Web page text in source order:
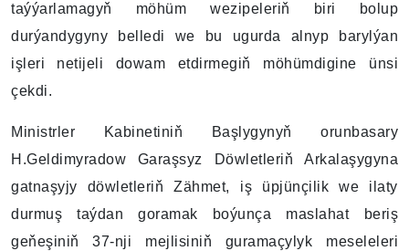
taýýarlamagyň möhüm wezipeleriň biri bolup
durýandygyny belledi we bu ugurda alnyp barylýan
işleri netijeli dowam etdirmegiň möhümdigine ünsi
çekdi.
Ministrler Kabinetiniň Başlygynyň orunbasary
H.Geldimyradow Garaşsyz Döwletleriň Arkalaşygyna
gatnaşyjy döwletleriň Zähmet, iş üpjünçilik we ilaty
durmuş taýdan goramak boýunça maslahat beriş
geňeşiniň 37-nji mejlisiniň guramaçylyk meseleleri